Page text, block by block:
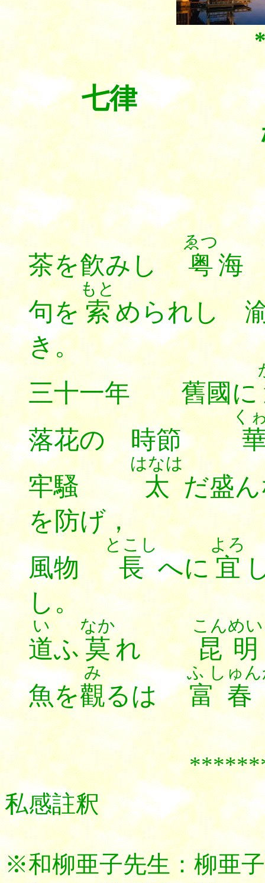
柳亞子
茶を飮みし粤
ゑつ
海
句を索
もと
められし
き。
三十一年 舊國に
落花の 時節
く
牢騷 太
はなは
だ盛
を防げ，
風物 長
とこし
へに宜
よろ
し。
道
い
ふ莫
なか
れ昆明
こんめい
魚を觀
み
るは 富春
ふ しゅ
私感註釈
※和柳亜子先生：柳亜